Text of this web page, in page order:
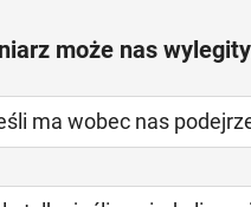
może nas
ma wobec nas